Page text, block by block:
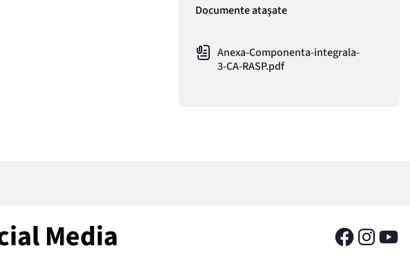
Documente atașate
Anexa-Componenta-integrala-
3-CA-RASP.pdf
Media